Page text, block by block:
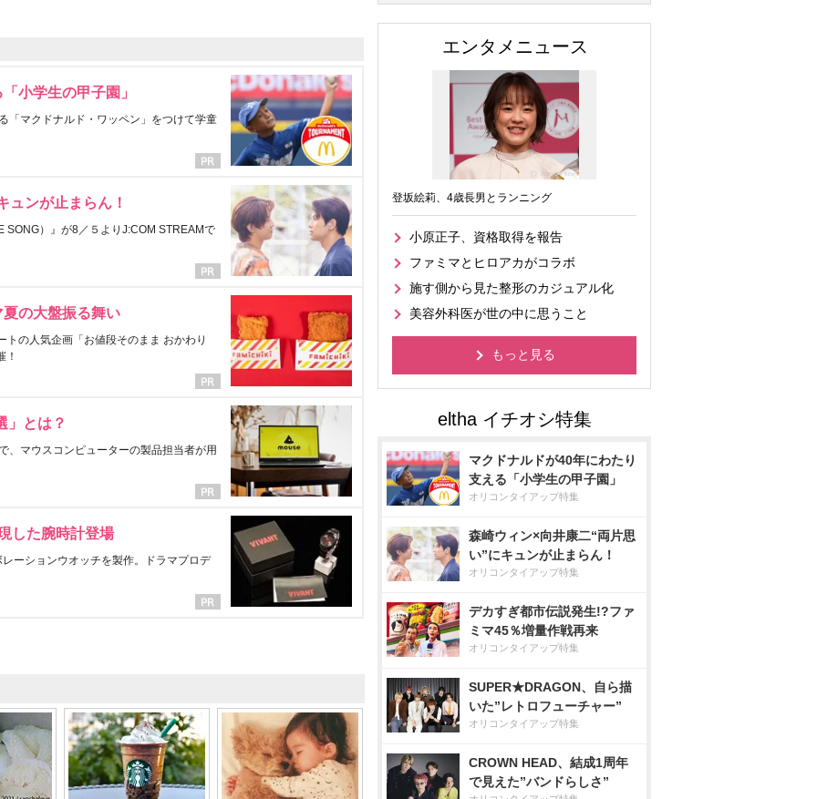
小学生の甲子園」
「マクドナルド・ワッペン」をつけて学童
ュンが止まらん！
SONG）』が8／５よりJ:COM STREAMで
の大盤振る舞い
の人気企画「お値段そのまま おかわり
！
」とは？
、マウスコンピューターの製品担当者が用
した腕時計登場
ーションウオッチを製作。ドラマプロデ
エンタメニュース
登坂絵莉、4歳長男とランニング
小原正子、資格取得を報告
ファミマとヒロアカがコラボ
施す側から見た整形のカジュアル化
美容外科医が世の中に思うこと
もっと見る
マクドナルドが40年にわたり
支える「小学生の甲子園」
オリコンタイアップ特集
森崎ウィン×向井康二“両片思
い”にキュンが止まらん！
オリコンタイアップ特集
デカすぎ都市伝説発生!?ファ
ミマ45％増量作戦再来
オリコンタイアップ特集
SUPER★DRAGON、自ら描
いた”レトロフューチャー”
オリコンタイアップ特集
CROWN HEAD、結成1周年
で見えた”バンドらしさ”